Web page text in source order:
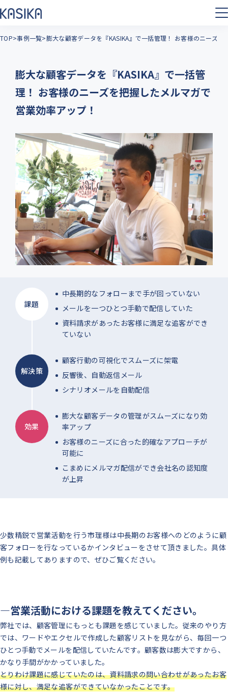
TOP 事例一覧 膨大な顧客データを『KASIKA』で一括管理！ お客様のニーズ
膨大な顧客データを『KASIKA』で一括管
理！ お客様のニーズを把握したメルマガで
営業効率アップ！
課題
中長期的なフォローまで手が回っていない
メールを一つひとつ手動で配信していた
資料請求があったお客様に満足な追客ができ
ていない
解決策
顧客行動の可視化でスムーズに架電
反響後、自動返信メール
シナリオメールを自動配信
効果
膨大な顧客データの管理がスムーズになり効
率アップ
お客様のニーズに合った的確なアプローチが
可能に
こまめにメルマガ配信ができ会社名の認知度
が上昇
少数精鋭で営業活動を行う市理様は中長期のお客様へのどのように顧
客フォローを行なっているかインタビューをさせて頂きました。具体
例も記載してありますので、ぜひご覧ください。
―営業活動における課題を教えてください。
弊社では、顧客管理にもっとも課題を感じていました。 従来のやり方
では、ワードやエクセルで作成した顧客リストを見ながら、毎回一つ
ひとつ手動でメールを配信していたんです。顧客数は膨大ですから、
かなり手間がかかっていました。
とりわけ課題に感じていたのは、資料請求の問い合わせがあったお客
様に対し、満足な追客ができていなかったことです。